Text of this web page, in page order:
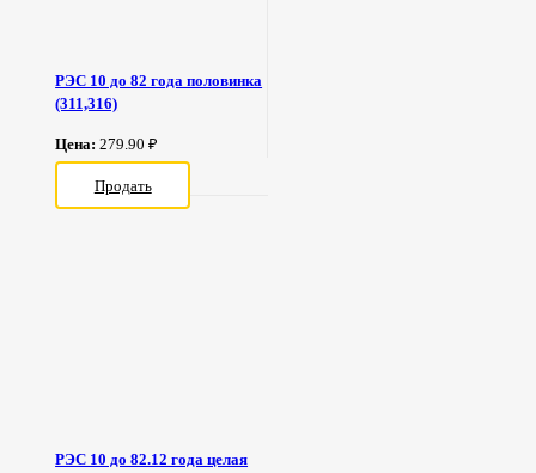
РЭС 10 до 82 года половинка
(311,316)
Цена:279.90 ₽
Продать
РЭС 10 до 82.12 года целая